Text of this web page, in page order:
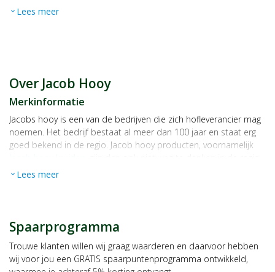
expand_more Lees meer
Over Jacob Hooy
Merkinformatie
Jacobs hooy is een van de bedrijven die zich hofleverancier mag
noemen. Het bedrijf bestaat al meer dan 100 jaar en staat erg
goed bekend in de regio. Jacob hooy producten, voornamelijk
Amsterdam. Jacob hooy staat voor een uitgebreid assortiment
het dan direct aan een van de medewerkers van Broeders
Gezondheidswinkel. Broeders heeft de Jacob hooy producten al
tijden in het assortiment en kan u een bruikbaar advies geven.
expand_more Lees meer
Spaarprogramma
Trouwe klanten willen wij graag waarderen en daarvoor hebben
wij voor jou een GRATIS spaarpuntenprogramma ontwikkeld,